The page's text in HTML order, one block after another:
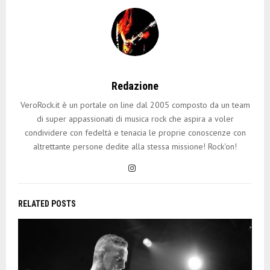
Redazione
VeroRock.it è un portale on line dal 2005 composto da un team
di super appassionati di musica rock che aspira a voler
condividere con fedeltà e tenacia le proprie conoscenze con
altrettante persone dedite alla stessa missione! Rock'on!
RELATED POSTS